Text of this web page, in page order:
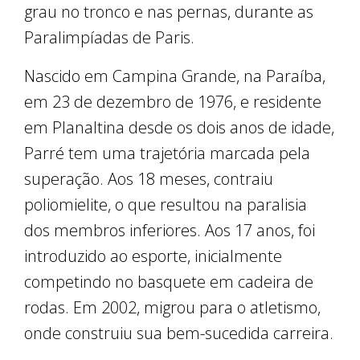
grau no tronco e nas pernas, durante as
Paralimpíadas de Paris.
Nascido em Campina Grande, na Paraíba,
em 23 de dezembro de 1976, e residente
em Planaltina desde os dois anos de idade,
Parré tem uma trajetória marcada pela
superação. Aos 18 meses, contraiu
poliomielite, o que resultou na paralisia
dos membros inferiores. Aos 17 anos, foi
introduzido ao esporte, inicialmente
competindo no basquete em cadeira de
rodas. Em 2002, migrou para o atletismo,
onde construiu sua bem-sucedida carreira.